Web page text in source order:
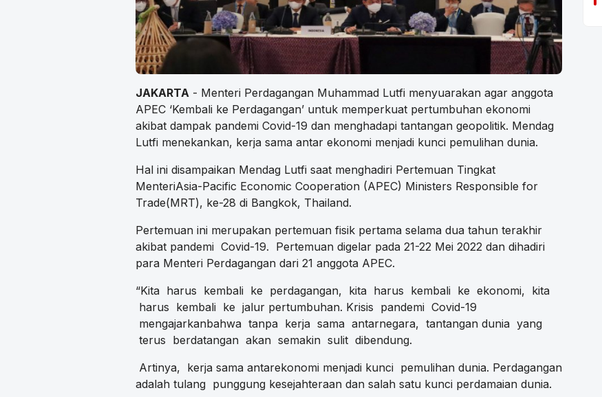
JAKARTA - Menteri Perdagangan Muhammad Lutfi menyuarakan agar anggota
APEC ‘Kembali ke Perdagangan’ untuk memperkuat pertumbuhan ekonomi
akibat dampak pandemi Covid-19 dan menghadapi tantangan geopolitik. Mendag
Lutfi menekankan, kerja sama antar ekonomi menjadi kunci pemulihan dunia.
Hal ini disampaikan Mendag Lutfi saat menghadiri Pertemuan Tingkat
MenteriAsia-Pacific Economic Cooperation (APEC) Ministers Responsible for
Trade(MRT), ke-28 di Bangkok, Thailand.
Pertemuan ini merupakan pertemuan fisik pertama selama dua tahun terakhir
akibat pandemi Covid-19. Pertemuan digelar pada 21-22 Mei 2022 dan dihadiri
para Menteri Perdagangan dari 21 anggota APEC.
“Kita harus kembali ke perdagangan, kita harus kembali ke ekonomi, kita
harus kembali ke jalur pertumbuhan. Krisis pandemi Covid-19
mengajarkanbahwa tanpa kerja sama antarnegara, tantangan dunia yang
terus berdatangan akan semakin sulit dibendung.
Artinya, kerja sama antarekonomi menjadi kunci pemulihan dunia. Perdagangan
adalah tulang punggung kesejahteraan dan salah satu kunci perdamaian dunia.